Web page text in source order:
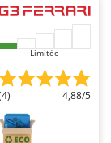
Limitée
4,88/5